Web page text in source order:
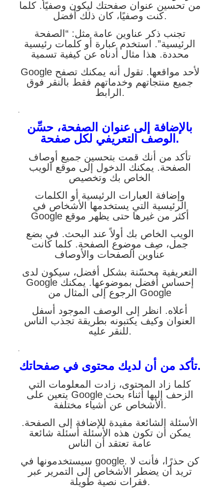
من تحسين عنوان صفحتك ليكون وصفيًا. كلما
كنت وصفيًا، كان ذلك أفضل.
تجنب ذكر عناوين عامة مثل: “الصفحة
الرئيسية”. استخدم عبارة أو كلمات رئيسية
محددة. هذا مثال أدناه عن كيفية تسمية
Google لأحد مواقعها. تقول أنه يمكنك تصفح
جميع منتجاتهم وخدماتهم فقط بالنقر فوق
الرابط.
.
بالإضافة إلى عنوان الصفحة، حسِّن
الوصف التعريفي لكل صفحة.
تأكد من أنك قمت بتحسين جميع أوصاف
الصفحة. يمكنك الدخول إلى موقع الويب
الخاص بك وتخصيص
وإضافة العبارات الرئيسية أو الكلمات
الرئيسية التي يستخدمها الأشخاص في
Google أكثر من غيرها حتى يظهر موقع
الويب الخاص بك أولاً عند البحث. في بضع
جمل، صِف موضوع الصفحة. كلما كانت
عناوين الصفحات والأوصاف
التعريفية محسّنة بشكل أفضل، سيكون لدى
Google إحساس أفضل بموضوعها. يمكنك
الرجوع إلى المثال من Google
أعلاه. انظر إلى الوصف الموجود أسفل
العنوان وكيف يكتبونه بطريقة تجذب الناس
للنقر عليه.
.
تأكد من أن لديك محتوى في صفحاتك.
كلما زاد المحتوى، زادت المعلومات التي
يتعين على Google الزحف إليها أثناء بحث
الأشخاص عن أشياء مختلفة.
الأسئلة الشائعة مفيدة للإضافة إلى الصفحة.
يمكن أن تكون هذه الأسئلة أسئلة شائعة
عامة تعتقد أن الناس
سيستخدمونها في google. كن حذرًا، فأنت لا
تريد أن يضطر الأشخاص إلى التمرير عبر
فقرات نصية طويلة.